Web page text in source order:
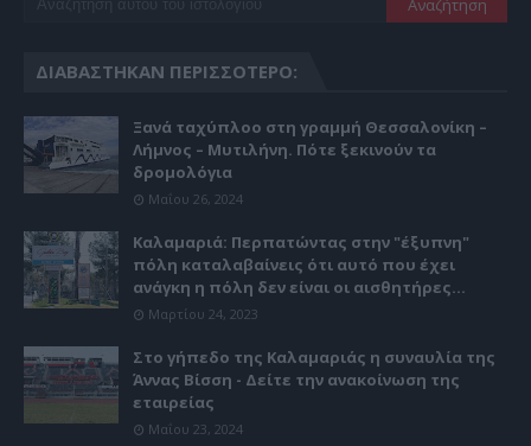
ΔΙΑΒΆΣΤΗΚΑΝ ΠΕΡΙΣΣΌΤΕΡΟ:
Ξανά ταχύπλοο στη γραμμή Θεσσαλονίκη –
Λήμνος – Μυτιλήνη. Πότε ξεκινούν τα
δρομολόγια
Μαΐου 26, 2024
Καλαμαριά: Περπατώντας στην "έξυπνη"
πόλη καταλαβαίνεις ότι αυτό που έχει
ανάγκη η πόλη δεν είναι οι αισθητήρες...
Μαρτίου 24, 2023
Στο γήπεδο της Καλαμαριάς η συναυλία της
Άννας Βίσση - Δείτε την ανακοίνωση της
εταιρείας
Μαΐου 23, 2024